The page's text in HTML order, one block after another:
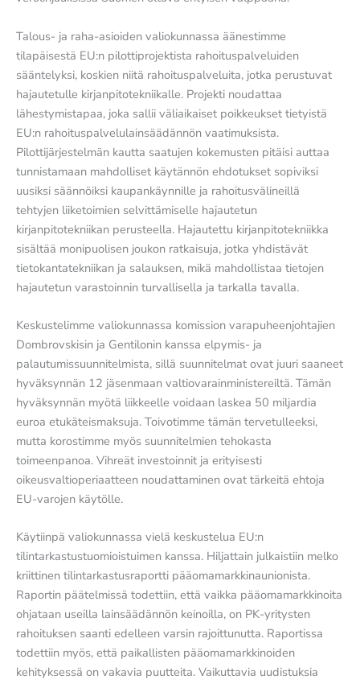
Talous- ja raha-asioiden valiokunnassa äänestimme
tilapäisestä EU:n pilottiprojektista rahoituspalveluiden
sääntelyksi, koskien niitä rahoituspalveluita, jotka perustuvat
hajautetulle kirjanpitotekniikalle. Projekti noudattaa
lähestymistapaa, joka sallii väliaikaiset poikkeukset tietyistä
EU:n rahoituspalvelulainsäädännön vaatimuksista.
Pilottijärjestelmän kautta saatujen kokemusten pitäisi auttaa
tunnistamaan mahdolliset käytännön ehdotukset sopiviksi
uusiksi säännöiksi kaupankäynnille ja rahoitusvälineillä
tehtyjen liiketoimien selvittämiselle hajautetun
kirjanpitotekniikan perusteella. Hajautettu kirjanpitotekniikka
sisältää monipuolisen joukon ratkaisuja, jotka yhdistävät
tietokantatekniikan ja salauksen, mikä mahdollistaa tietojen
hajautetun varastoinnin turvallisella ja tarkalla tavalla.
Keskustelimme valiokunnassa komission varapuheenjohtajien
Dombrovskisin ja Gentilonin kanssa elpymis- ja
palautumissuunnitelmista, sillä suunnitelmat ovat juuri saaneet
hyväksynnän 12 jäsenmaan valtiovarainministereiltä. Tämän
hyväksynnän myötä liikkeelle voidaan laskea 50 miljardia
euroa etukäteismaksuja. Toivotimme tämän tervetulleeksi,
mutta korostimme myös suunnitelmien tehokasta
toimeenpanoa. Vihreät investoinnit ja erityisesti
oikeusvaltioperiaatteen noudattaminen ovat tärkeitä ehtoja
EU-varojen käytölle.
Käytiinpä valiokunnassa vielä keskustelua EU:n
tilintarkastustuomioistuimen kanssa. Hiljattain julkaistiin melko
kriittinen tilintarkastusraportti pääomamarkkinaunionista.
Raportin päätelmissä todettiin, että vaikka pääomamarkkinoita
ohjataan useilla lainsäädännön keinoilla, on PK-yritysten
rahoituksen saanti edelleen varsin rajoittunutta. Raportissa
todettiin myös, että paikallisten pääomamarkkinoiden
kehityksessä on vakavia puutteita. Vaikuttavia uudistuksia